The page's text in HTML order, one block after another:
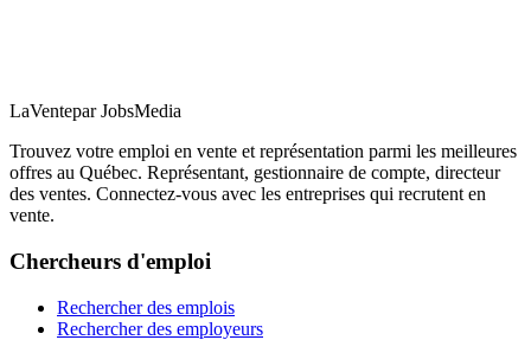
LaVentepar JobsMedia
Trouvez votre emploi en vente et représentation parmi les meilleures
offres au Québec. Représentant, gestionnaire de compte, directeur
des ventes. Connectez-vous avec les entreprises qui recrutent en
vente.
Chercheurs d'emploi
Rechercher des emplois
Rechercher des employeurs